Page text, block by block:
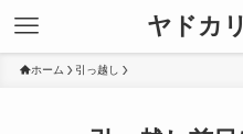
ヤドカ
ホーム 引っ越し